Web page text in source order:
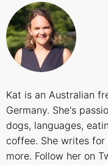
Encuentra una oficina
Sobre nosotros
Quiénes somos
Kat is an Australian
Germany. She's
dogs, languages,
coffee. She writes for
more. Follow her on